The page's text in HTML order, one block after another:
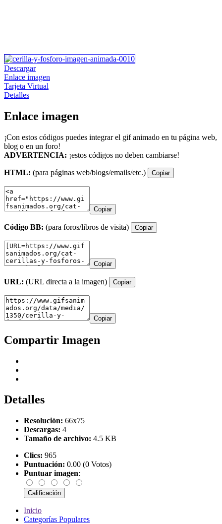
Descargar
Enlace imagen
Tarjeta Virtual
Detalles
Enlace imagen
¡Con estos códigos puedes integrar el gif animado en tu página web,
blog o en un foro!
ADVERTENCIA: ¡estos códigos no deben cambiarse!
HTML: (para páginas web/blogs/emails/etc.) Copiar
Copiar
Código BB: (para foros/libros de visita) Copiar
Copiar
URL: (URL directa a la imagen) Copiar
Copiar
Compartir Imagen
Detalles
Resolución: 66x75
Descargas: 4
Tamaño de archivo: 4.5 KB
Clics: 965
Puntuación: 0.00 (0 Votos)
Puntuar imagen:
Inicio
Categorías Populares